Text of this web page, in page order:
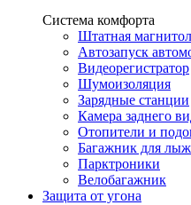
Система комфорта
Штатная
Автозапуск
Видеорегистратор
Шумоизоляция
Зарядные станции
Камера заднего
Отопители и
Багажник для
Парктроники
Велобагажник
Защита от угона